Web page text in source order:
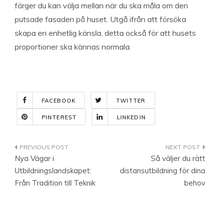
färger du kan välja mellan när du ska måla om den
putsade fasaden på huset. Utgå ifrån att försöka
skapa en enhetlig känsla, detta också för att husets
proportioner ska kännas normala.
FACEBOOK TWITTER
PINTEREST LINKEDIN
Indlægsnavigation
Nya Vägar i
Utbildningslandskapet:
Från Tradition till Teknik
Så väljer du rätt
distansutbildning för dina
behov